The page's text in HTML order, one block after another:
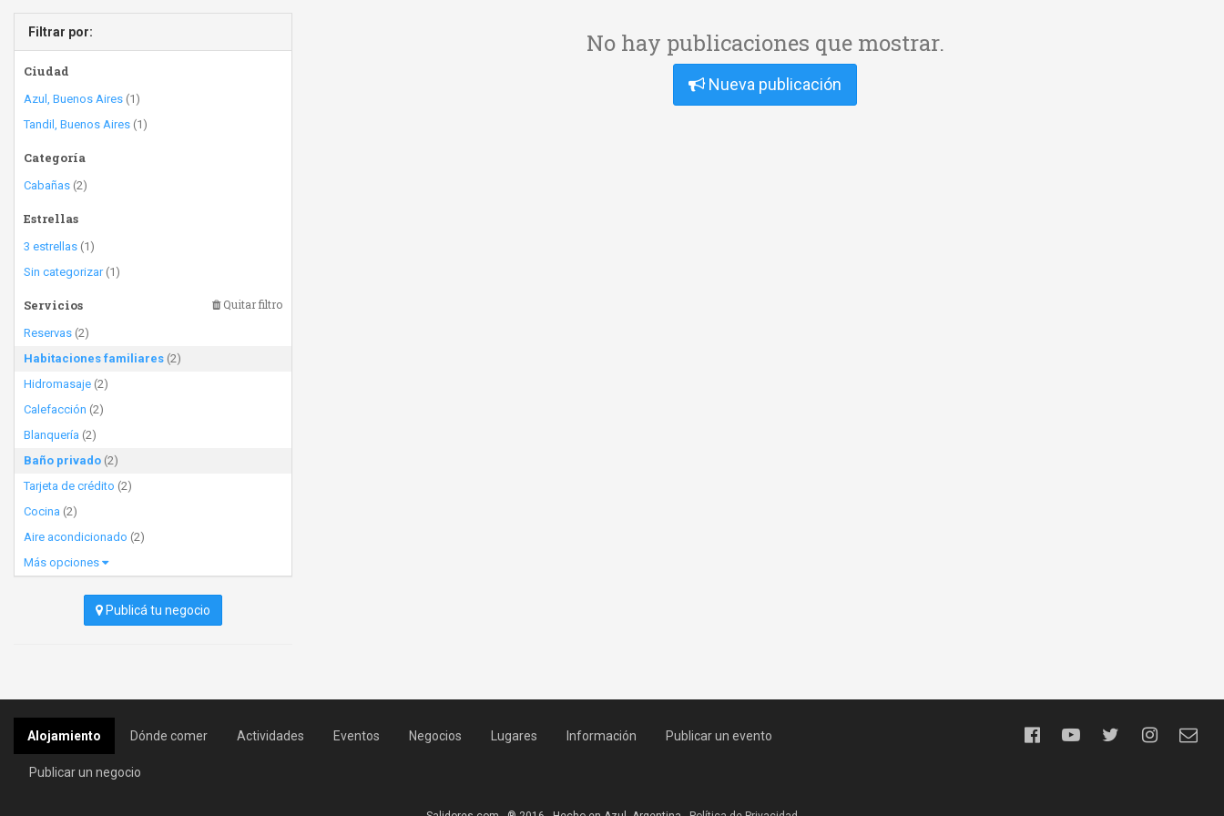
Filtrar por:
Ciudad
Azul, Buenos Aires (1)
Tandil, Buenos Aires (1)
Categoría
Cabañas (2)
Estrellas
3 estrellas (1)
Sin categorizar(1)
Servicios Quitar filtro
Reservas (2)
Habitaciones familiares (2)
Hidromasaje (2)
Calefacción (2)
Blanquería (2)
Baño privado (2)
Tarjeta de crédito (2)
Cocina (2)
Aire acondicionado (2)
Más opciones
Publicá tu negocio
No hay publicaciones que mostrar.
Nueva publicación
Alojamiento Dónde comer Actividades Eventos Negocios Lugares Información Publicar un evento
Publicar un negocio